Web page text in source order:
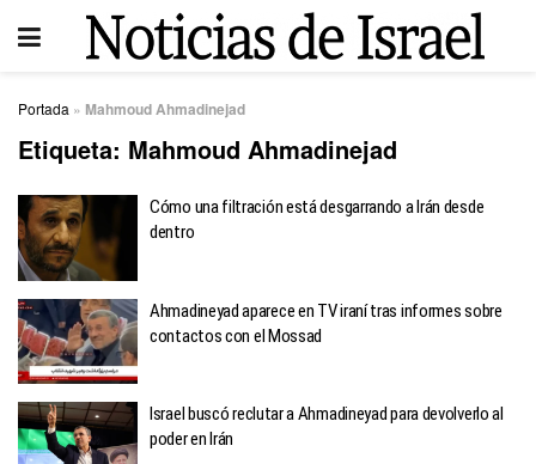
Portada » Mahmoud Ahmadinejad
Etiqueta: Mahmoud Ahmadinejad
Cómo una filtración está desgarrando a Irán desde
dentro
Ahmadineyad aparece en TV iraní tras informes sobre
contactos con el Mossad
Israel buscó reclutar a Ahmadineyad para devolverlo al
poder en Irán